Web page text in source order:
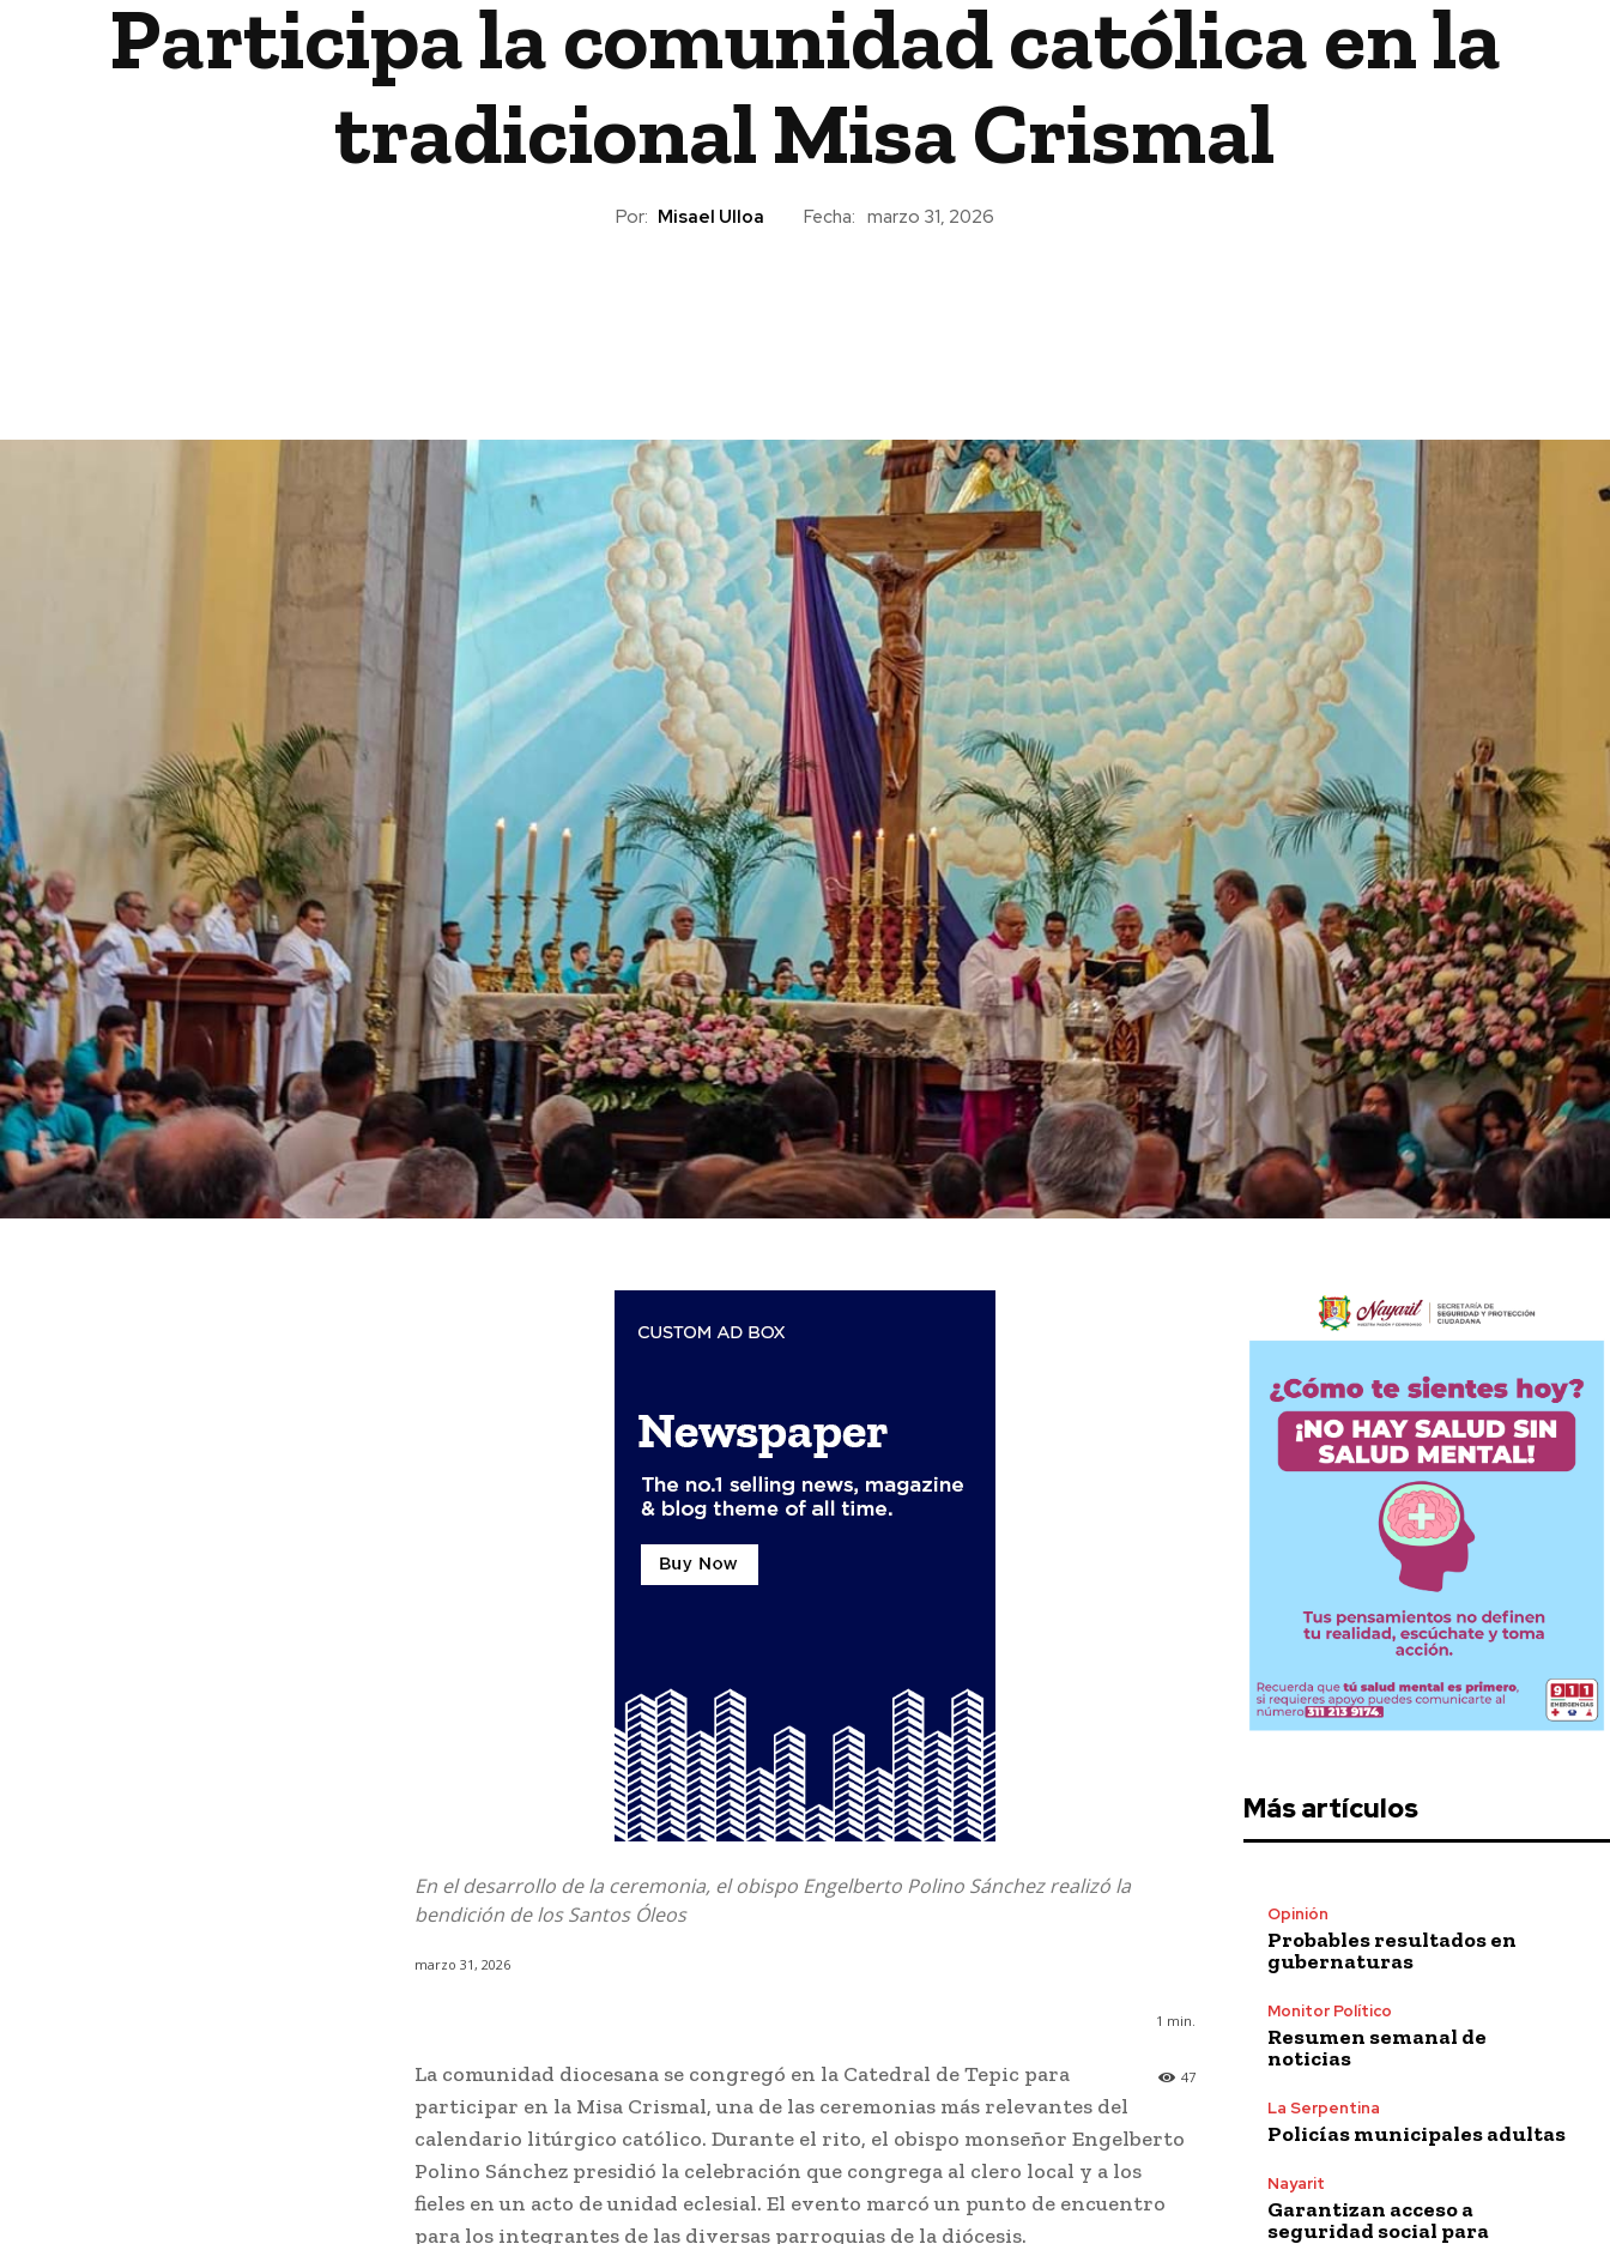
Participa la comunidad católica en la
tradicional Misa Crismal
Por: Misael Ulloa Fecha: marzo 31, 2026
En el desarrollo de la ceremonia, el obispo Engelberto Polino Sánchez realizó la
bendición de los Santos Óleos
marzo 31, 2026
1 min.
47
La comunidad diocesana se congregó en la Catedral de Tepic para
participar en la Misa Crismal, una de las ceremonias más relevantes del
calendario litúrgico católico. Durante el rito, el obispo monseñor Engelberto
Polino Sánchez presidió la celebración que congrega al clero local y a los
fieles en un acto de unidad eclesial. El evento marcó un punto de encuentro
para los integrantes de las diversas parroquias de la diócesis.
Más artículos
Opinión
Probables resultados en
gubernaturas
Monitor Político
Resumen semanal de
noticias
La Serpentina
Policías municipales adultas
Nayarit
Garantizan acceso a
seguridad social para